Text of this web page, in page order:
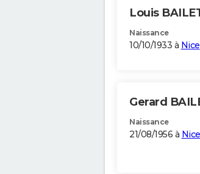
Louis
Naissance
10/10/1933 à Nice
Gerard
Naissance
21/08/1956 à Nice